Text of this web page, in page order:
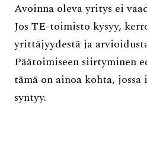
Avoinna oleva yritys ei
Jos TE-toimisto kysyy,
yrittäjyydestä ja
Päätoimiseen siirtyminen
tämä on ainoa kohta,
syntyy.